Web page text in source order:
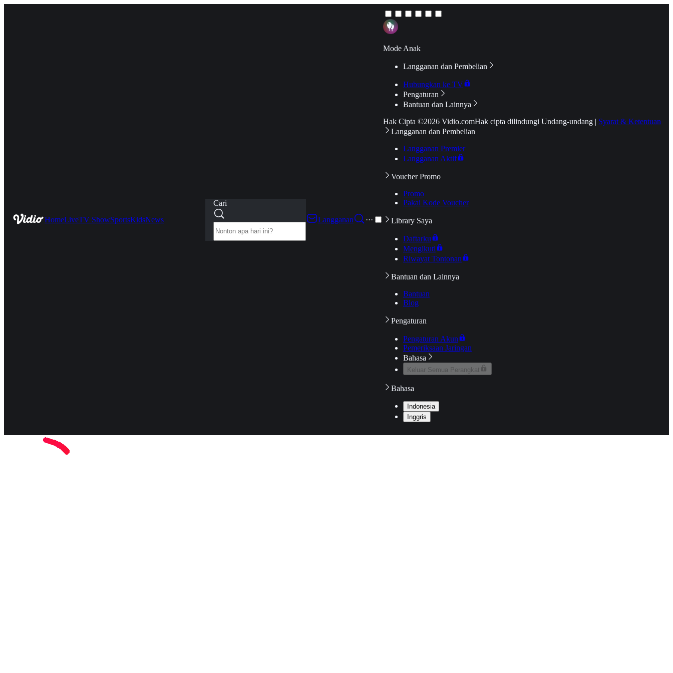
HomeLiveTV ShowSportsKidsNews
Cari
Langganan
···
Mode Anak
Langganan dan Pembelian
Hubungkan ke TV
Pengaturan
Bantuan dan Lainnya
Hak Cipta ©2026 Vidio.comHak cipta dilindungi Undang-undang | Syarat & Ketentuan
Langganan dan Pembelian
Langganan Premier
Langganan Aktif
Voucher Promo
Promo
Pakai Kode Voucher
Library Saya
Daftarku
Mengikuti
Riwayat Tontonan
Bantuan dan Lainnya
Bantuan
Blog
Pengaturan
Pengaturan Akun
Pemeriksaan Jaringan
Bahasa
Keluar Semua Perangkat
Bahasa
Indonesia
Inggris